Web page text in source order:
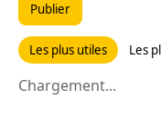
Publier
Les plus utiles Les
Chargement...